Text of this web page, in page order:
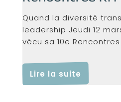
Quand la diversité
leadership Jeudi 12
vécu sa 10e
Lire la suite